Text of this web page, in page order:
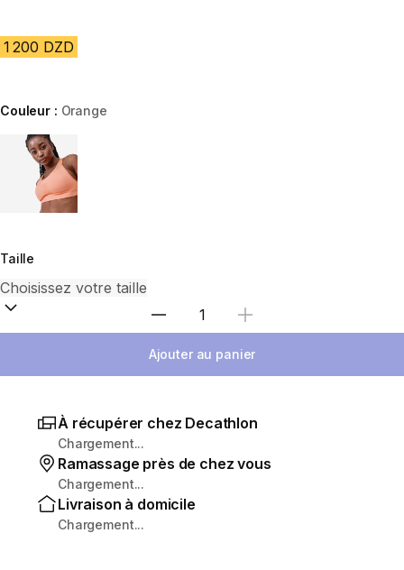
1 200 DZD
Couleur : Orange
Choose a variant
Taille
Sélectionnez la quantité
Ajouter au panier
À récupérer chez Decathlon
Chargement...
Ramassage près de chez vous
Chargement...
Livraison à domicile
Chargement...